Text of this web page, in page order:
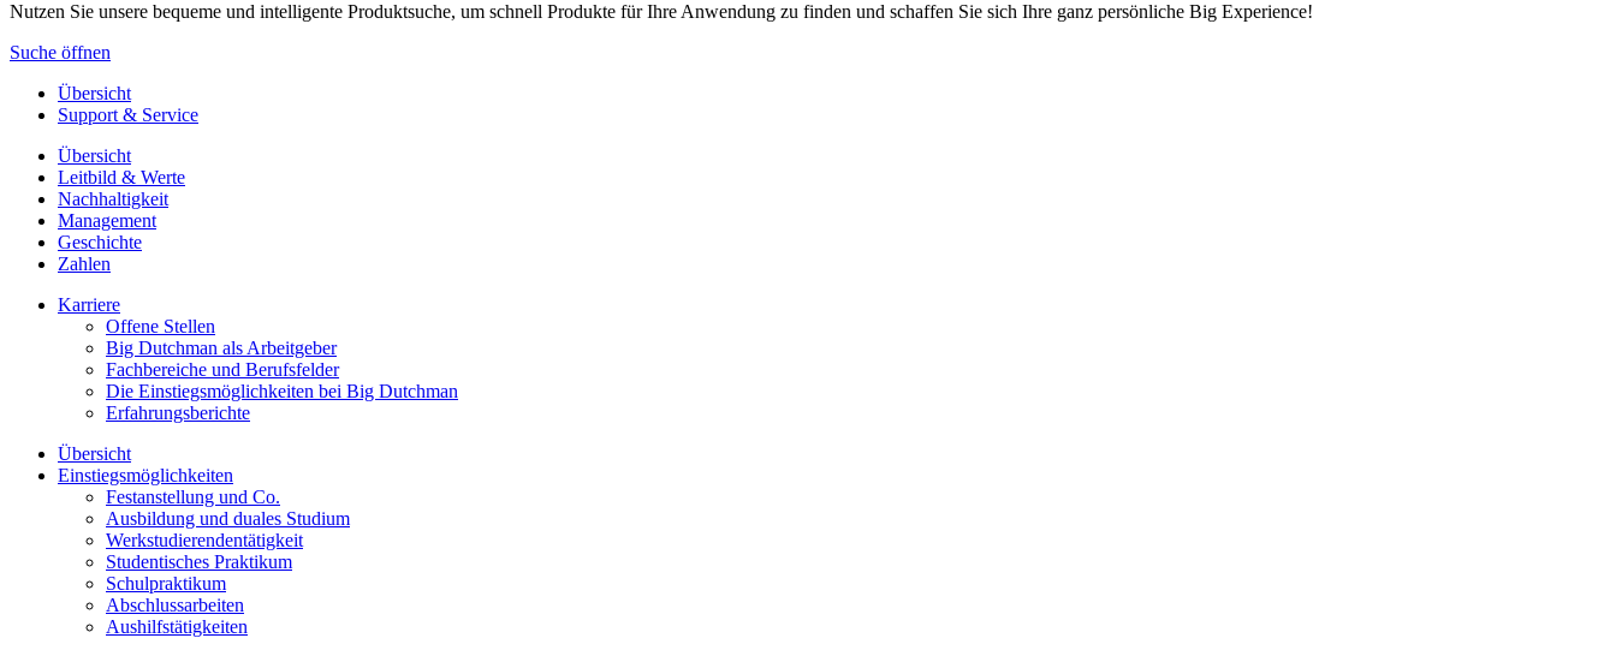
Nutzen Sie unsere bequeme und intelligente Produktsuche, um schnell Produkte für Ihre Anwendung zu finden und schaffen Sie sich Ihre ganz persönliche Big Experience!
Suche öffnen
Übersicht
Support & Service
Übersicht
Leitbild & Werte
Nachhaltigkeit
Management
Geschichte
Zahlen
Karriere
Offene Stellen
Big Dutchman als Arbeitgeber
Fachbereiche und Berufsfelder
Die Einstiegsmöglichkeiten bei Big Dutchman
Erfahrungsberichte
Übersicht
Einstiegsmöglichkeiten
Festanstellung und Co.
Ausbildung und duales Studium
Werkstudierendentätigkeit
Studentisches Praktikum
Schulpraktikum
Abschlussarbeiten
Aushilfstätigkeiten